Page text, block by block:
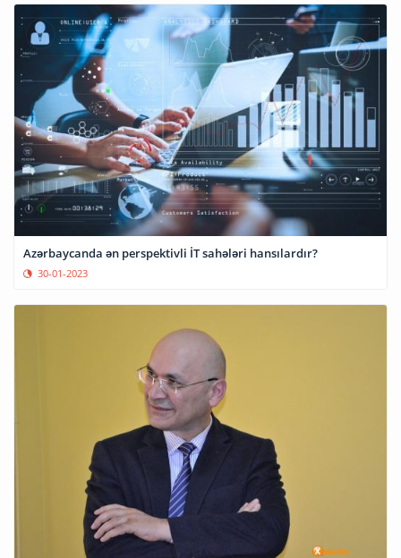
Azərbaycanda ən perspektivli İT sahələri hansılardır?
30-01-2023